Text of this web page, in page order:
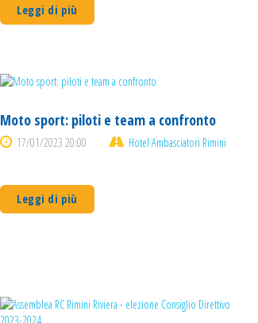
Leggi di più
Moto sport: piloti e team a confronto
17/01/2023 20:00 Hotel Ambasciatori Rimini
Leggi di più